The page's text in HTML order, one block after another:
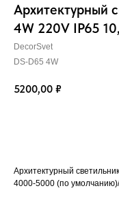
Архитектурный
4W 220V IP65
DecorSvet
DS-D65 4W
5200,00 ₽
Архитектурный
4000-5000 (по